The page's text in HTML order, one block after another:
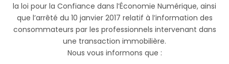
la loi pour la Confiance dans l’Économie Numérique, ainsi
que l’arrêté du 10 janvier 2017 relatif à l’information des
consommateurs par les professionnels intervenant dans
une transaction immobilière.
Nous vous informons que :